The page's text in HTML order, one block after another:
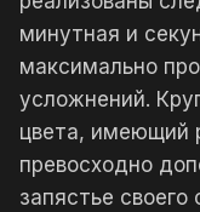
минутная и
максимально
усложнений.
цвета, имеющий
превосходно
запястье